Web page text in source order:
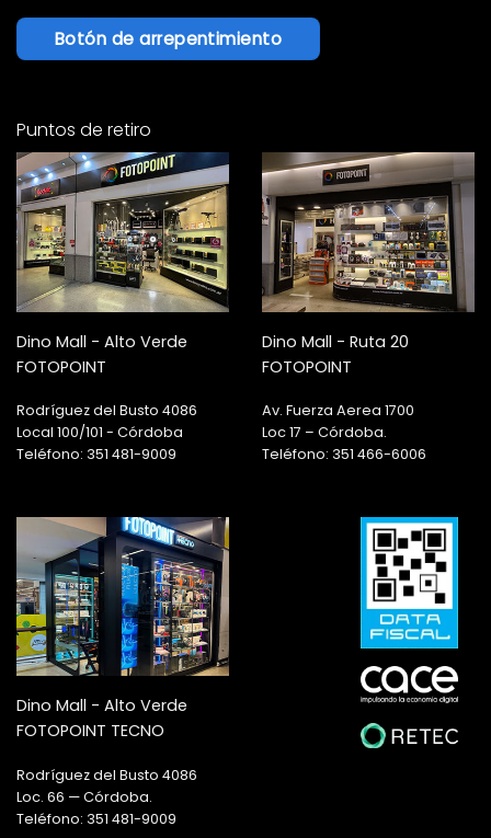
Botón de arrepentimiento
Puntos de retiro
Dino Mall - Alto Verde
FOTOPOINT
Rodríguez del Busto 4086
Local 100/101 - Córdoba
Teléfono: 351 481-9009
Dino Mall - Ruta 20
FOTOPOINT
Av. Fuerza Aerea 1700
Loc 17 – Córdoba.
Teléfono: 351 466-6006
Dino Mall - Alto Verde
FOTOPOINT TECNO
Rodríguez del Busto 4086
Loc. 66 — Córdoba.
Teléfono: 351 481-9009